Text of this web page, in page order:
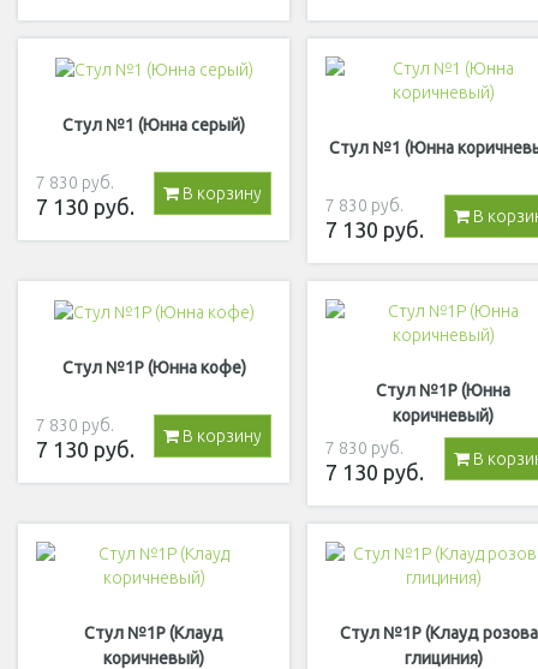
Стул №1 (Юнна серый)
7 830 руб.
7 130 руб.
В корзину
Стул №1 (Юнна
7 830 руб.
7 130 руб.
В
Стул №1Р (Юнна кофе)
7 830 руб.
7 130 руб.
В корзину
Стул №1Р (Юнна
коричневый)
7 830 руб.
7 130 руб.
В
Стул №1Р (Клауд
коричневый)
Стул №1Р (Клауд
глициния)